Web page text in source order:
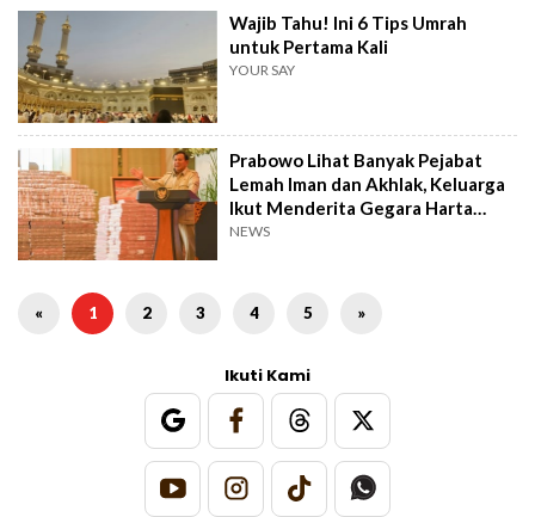
Wajib Tahu! Ini 6 Tips Umrah
untuk Pertama Kali
YOUR SAY
Prabowo Lihat Banyak Pejabat
Lemah Iman dan Akhlak, Keluarga
Ikut Menderita Gegara Harta
Haram
NEWS
« 1 2 3 4 5 »
Ikuti Kami